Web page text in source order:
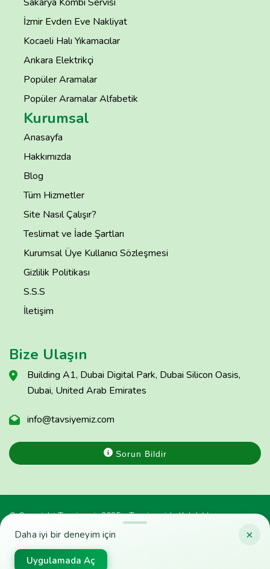
×
Daha iyi bir deneyim için
Uygulamada Aç
İzmir Evden Eve Nakliyat
Kocaeli Halı Yıkamacılar
Ankara Elektrikçi
Popüler Aramalar
Popüler Aramalar Alfabetik
Kurumsal
Anasayfa
Hakkımızda
Blog
Tüm Hizmetler
Site Nasıl Çalışır?
Teslimat ve İade Şartları
Kurumsal Üye Kullanıcı Sözleşmesi
Gizlilik Politikası
S.S.S
İletişim
Bize Ulaşın
Building A1, Dubai Digital Park, Dubai Silicon Oasis,
Dubai, United Arab Emirates
info@tavsiyemiz.com
Sorun Bildir
© Copyright Tavsiyemiz 2025 - Tavsiyemiz'e Kulak Ver